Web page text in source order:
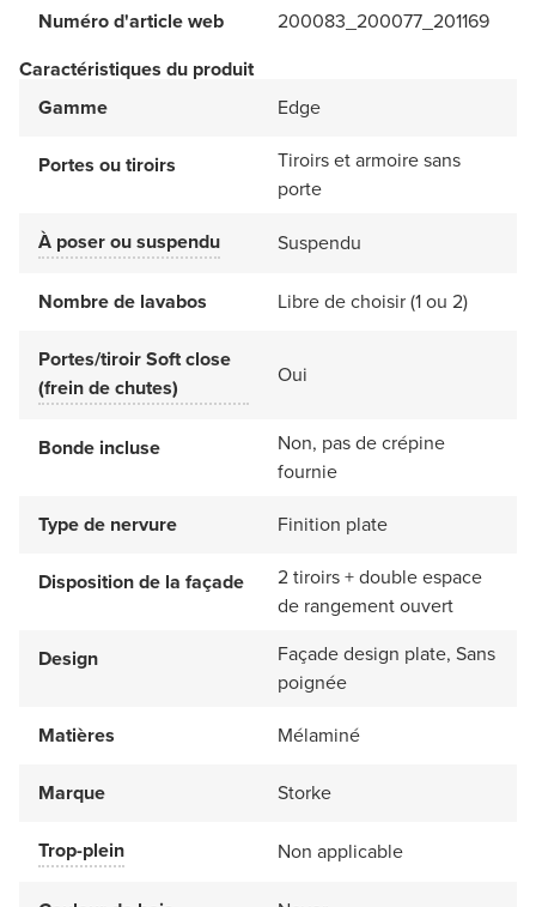
Numéro d'article web
200083_200077_201169
Caractéristiques du produit
Gamme
Edge
Portes ou tiroirs
Tiroirs et armoire sans
porte
À poser ou suspendu
Suspendu
Nombre de lavabos Libre de choisir (1 ou 2)
Portes/tiroir Soft close
(frein de chutes)
Oui
Bonde incluse
Non, pas de crépine
fournie
Type de nervure
Finition plate
Disposition de la façade
2 tiroirs + double espace
de rangement ouvert
Design
Façade design plate, Sans
poignée
Matières
Mélaminé
Marque Storke
Trop-plein Non applicable